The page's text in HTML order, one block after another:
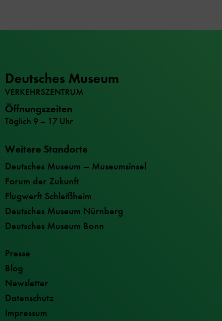
Deutsches Museum
VERKEHRSZENTRUM
Öffnungszeiten
Täglich 9 – 17 Uhr
Weitere Standorte
Deutsches Museum – Museumsinsel
Forum der Zukunft
Flugwerft Schleißheim
Deutsches Museum Nürnberg
Deutsches Museum Bonn
Presse
Blog
Newsletter
Datenschutz
Impressum